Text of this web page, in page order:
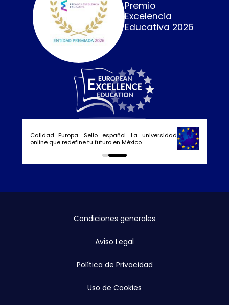
Premio
Excelencia
Educativa 2026
Calidad Europa. Sello español. La universidad
online que redefine tu futuro en México.
0 1
Condiciones generales
Aviso Legal
Política de Privacidad
Uso de Cookies